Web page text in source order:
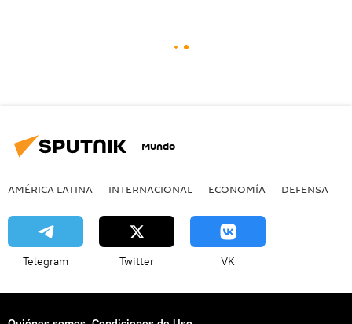
Mundo
AMÉRICA LATINA INTERNACIONAL ECONOMÍA DEFENSA
Telegram Twitter VK